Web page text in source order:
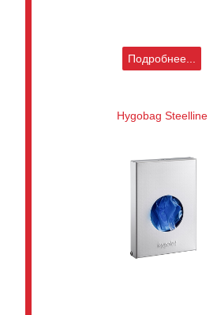
Подробнее...
Hygobag Steelline